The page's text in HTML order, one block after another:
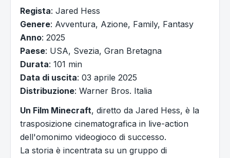
Regista: Jared Hess
Genere: Avventura, Azione, Family, Fantasy
Anno: 2025
Paese: USA, Svezia, Gran Bretagna
Durata: 101 min
Data di uscita: 03 aprile 2025
Distribuzione: Warner Bros. Italia
Un Film Minecraft, diretto da Jared Hess, è la
trasposizione cinematografica in live-action
dell'omonimo videogioco di successo.
La storia è incentrata su un gruppo di